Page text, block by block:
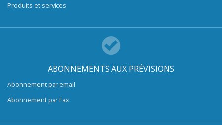
Produits et services
ABONNEMENTS AUX PRÉVISIONS
Abonnement par email
Abonnement par Fax